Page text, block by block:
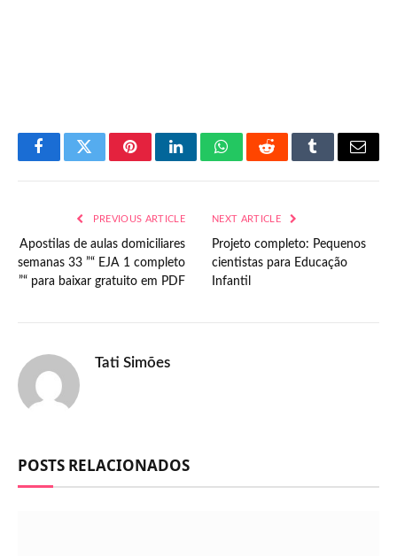
FacebookTwitterPinterestLinkedInWhatsAppRedditTumblrEmail
PREVIOUS ARTICLE
Apostilas de aulas domiciliares
semanas 33 ”“ EJA 1 completo
”“ para baixar gratuito em PDF
NEXT ARTICLE
Projeto completo: Pequenos
cientistas para Educação
Infantil
Tati Simões
POSTS RELACIONADOS